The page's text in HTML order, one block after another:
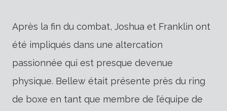
Après la fin du combat, Joshua et Franklin ont
été impliqués dans une altercation
passionnée qui est presque devenue
physique. Bellew était présente près du ring
de boxe en tant que membre de l’équipe de